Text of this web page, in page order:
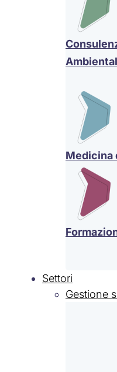
Medicina
Settori
Gestione